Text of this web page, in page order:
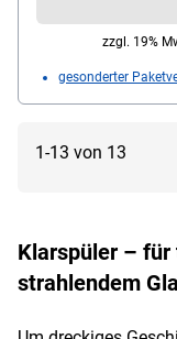
zzgl. 19%
gesonderter
1-13 von 13
Klarspüler –
strahlendem